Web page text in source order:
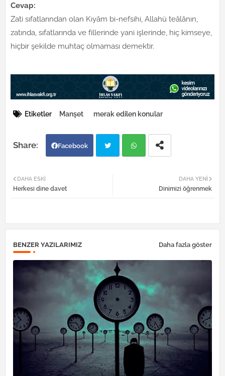
Cevap:
Zati sıfatlarından olan Kıyâm bi-nefsihi, Allahü teâlânın,
zatında, sıfatlarında ve fillerinde yani işlerinde, hiç kimseye,
hiçbir şekilde muhtaç olmaması demektir.
Etiketler Manşet merak edilen konular
Facebook
DAHA YENI
Dinimizi öğrenmek
DAHA ESKI
Herkesi dine davet
BENZER YAZILARIMIZ Daha fazla göster